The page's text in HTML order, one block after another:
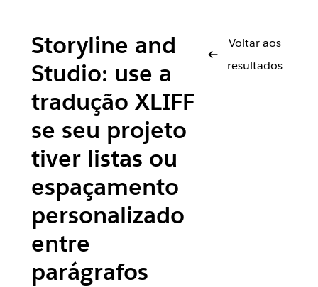
Storyline and
Studio: use a
tradução XLIFF
se seu projeto
tiver listas ou
espaçamento
personalizado
entre
parágrafos
Voltar aos
resultados